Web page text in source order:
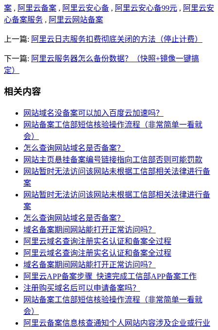
案 , 阿里云备案 , 阿里云安心备 , 阿里云安心备99元 , 阿里云安
心备案服务 , 阿里云网站备案
上一篇: 阿里云日志服务扣费彻底关闭的方法（停止计费）
下一篇: 阿里云服务器怎么备份数据？（快照+镜像一键搞
定）
相关内容
网站域名没备案可以加入百度云加速吗？
网站备案工信部短信核验操作流程（非常简单一看就
会）
怎么查询网站域名是否备案？
网站主页悬挂备案编号链接指向工信部否则可能罚款
网站暂时无法访问该网站未根据工信部相关法律进行备
案
网站暂时无法访问该网站未根据工信部相关法律进行备
案
怎么查询网站域名是否备案？
域名备案期间网站能打开正常访问吗？
阿里云域名查询注册实名认证和备案全过程
阿里云域名查询注册实名认证和备案全过程
域名备案期间网站能打开正常访问吗？
阿里云APP备案步骤_快速完成工信部APP备案工作
注册购买域名后可以申请备案吗？
网站备案工信部短信核验操作流程（非常简单一看就
会）
阿里云备案信息核查通知个人网站内容涉及企业或行业